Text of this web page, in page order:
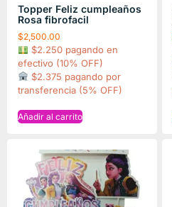
Topper Feliz cumpleaños
Rosa fibrofacil
$2,500.00
$2.250 pagando en
efectivo (10% OFF)
$2.375 pagando por
transferencia (5% OFF)
Añadir al carrito